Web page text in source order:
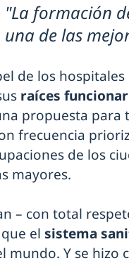
"La formación
una de las
de los
raíces
propuesta para
frecuencia
de los
mayores.
– con total
el sistema
mundo. Y se hizo